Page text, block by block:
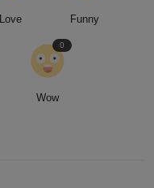
Love Funny
Wow
0